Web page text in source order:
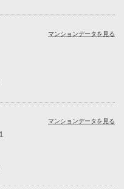
マンションデータを見る
マンションデータを見る